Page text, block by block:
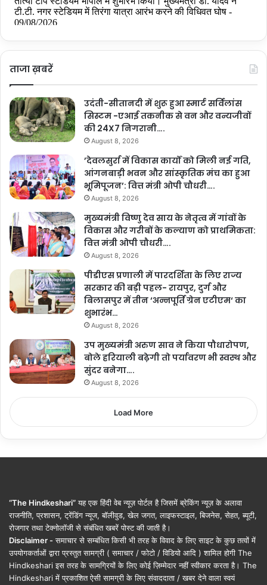
ताजा ख़बरें
उदंती-सीतानदी में शुरू हुआ स्मार्ट सर्विलांस
सिस्टम -एआई तकनीक से वन और वन्यजीवों
की 24X7 निगरानी….
August 8, 2026
’देवलसुर्रा में विकास कार्यों को मिली नई गति,
आंगनबाड़ी भवन और सांस्कृतिक मंच का हुआ
भूमिपूजन’: वित्त मंत्री ओपी चौधरी….
August 8, 2026
मुख्यमंत्री विष्णु देव साय के नेतृत्व में गांवों के
विकास और गरीबों के कल्याण को प्राथमिकता:
वित्त मंत्री ओपी चौधरी….
August 8, 2026
पीडीएस प्रणाली में पारदर्शिता के लिए राज्य
सरकार की बड़ी पहल- रायपुर, दुर्ग और
बिलासपुर में तीन ‘अन्नपूर्ति ग्रेन एटीएम‘ का
शुभारंभ…
August 8, 2026
उप मुख्यमंत्री अरुण साव ने किया पौधारोपण,
बोले हरियाली बढ़ेगी तो पर्यावरण भी स्वस्थ और
सुंदर बनेगा….
August 8, 2026
Load More
“The Hindkeshari”यह एक हिंदी वेब न्यूज़ पोर्टल है जिसमें ब्रेकिंग न्यूज़ के अलावा
राजनीति, प्रशासन, ट्रेंडिंग न्यूज, बॉलीवुड, खेल जगत, लाइफस्टाइल, बिजनेस, सेहत, ब्यूटी,
रोजगार तथा टेक्नोलॉजी से संबंधित खबरें पोस्ट की जाती है।
Disclaimer - समाचार से सम्बंधित किसी भी तरह के विवाद के लिए साइट के कुछ तत्वों में
उपयोगकर्ताओं द्वारा प्रस्तुत सामग्री ( समाचार / फोटो / विडियो आदि ) शामिल होगी The
Hindkeshari इस तरह के सामग्रियों के लिए कोई ज़िम्मेदार नहीं स्वीकार करता है। The
Hindkeshari में प्रकाशित ऐसी सामग्री के लिए संवाददाता / खबर देने वाला स्वयं